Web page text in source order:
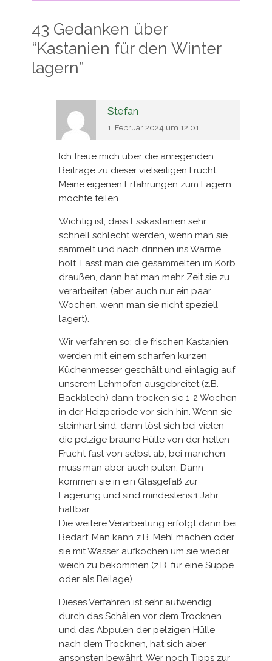
43 Gedanken über
“Kastanien für den Winter
lagern”
Stefan
1. Februar 2024 um 12:01
Ich freue mich über die anregenden
Beiträge zu dieser vielseitigen Frucht.
Meine eigenen Erfahrungen zum Lagern
möchte teilen.
Wichtig ist, dass Esskastanien sehr
schnell schlecht werden, wenn man sie
sammelt und nach drinnen ins Warme
holt. Lässt man die gesammelten im Korb
draußen, dann hat man mehr Zeit sie zu
verarbeiten (aber auch nur ein paar
Wochen, wenn man sie nicht speziell
lagert).
Wir verfahren so: die frischen Kastanien
werden mit einem scharfen kurzen
Küchenmesser geschält und einlagig auf
unserem Lehmofen ausgebreitet (z.B.
Backblech) dann trocken sie 1-2 Wochen
in der Heizperiode vor sich hin. Wenn sie
steinhart sind, dann löst sich bei vielen
die pelzige braune Hülle von der hellen
Frucht fast von selbst ab, bei manchen
muss man aber auch pulen. Dann
kommen sie in ein Glasgefäß zur
Lagerung und sind mindestens 1 Jahr
haltbar.
Die weitere Verarbeitung erfolgt dann bei
Bedarf. Man kann z.B. Mehl machen oder
sie mit Wasser aufkochen um sie wieder
weich zu bekommen (z.B. für eine Suppe
oder als Beilage).
Dieses Verfahren ist sehr aufwendig
durch das Schälen vor dem Trocknen
und das Abpulen der pelzigen Hülle
nach dem Trocknen, hat sich aber
ansonsten bewährt. Wer noch Tipps zur